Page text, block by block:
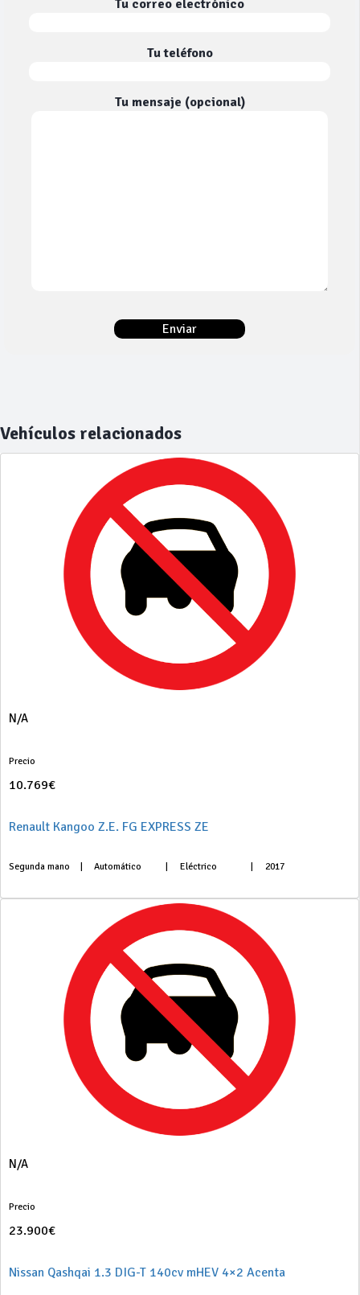
Tu correo electrónico
Tu teléfono
Tu mensaje (opcional)
Vehículos relacionados
N/A
Precio
10.769€
Renault Kangoo Z.E. FG EXPRESS ZE
Segunda mano Automático Eléctrico 2017
N/A
Precio
23.900€
Nissan Qashqai 1.3 DIG-T 140cv mHEV 4×2 Acenta